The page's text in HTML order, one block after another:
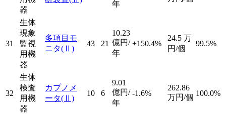
器
年
31
生体
現象
監視
用機
器
多項目モ
ニタ(Ⅱ)
43 21
10.23
億円/
年
+150.4%
24.5 万
円/個
99.5%
32
生体
検査
用機
器
カプノメ
ータ(Ⅱ)
10 6
9.01
億円/
年
-1.6%
262.86
万円/個 100.0%